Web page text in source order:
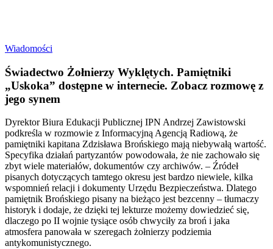
Wiadomości
Świadectwo Żołnierzy Wyklętych. Pamiętniki
„Uskoka” dostępne w internecie. Zobacz rozmowę z
jego synem
Dyrektor Biura Edukacji Publicznej IPN Andrzej Zawistowski
podkreśla w rozmowie z Informacyjną Agencją Radiową, że
pamiętniki kapitana Zdzisława Brońskiego mają niebywałą wartość.
Specyfika działań partyzantów powodowała, że nie zachowało się
zbyt wiele materiałów, dokumentów czy archiwów. – Źródeł
pisanych dotyczących tamtego okresu jest bardzo niewiele, kilka
wspomnień relacji i dokumenty Urzędu Bezpieczeństwa. Dlatego
pamiętnik Brońskiego pisany na bieżąco jest bezcenny – tłumaczy
historyk i dodaje, że dzięki tej lekturze możemy dowiedzieć się,
dlaczego po II wojnie tysiące osób chwyciły za broń i jaka
atmosfera panowała w szeregach żołnierzy podziemia
antykomunistycznego.